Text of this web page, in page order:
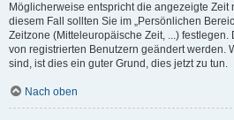
Möglicherweise entspricht die angezeigte Zeit
diesem Fall sollten Sie im „Persönlichen
Zeitzone (Mitteleuropäische Zeit, ...)
von registrierten Benutzern geändert werden.
sind, ist dies ein guter Grund, dies jetzt zu tun.
Nach oben